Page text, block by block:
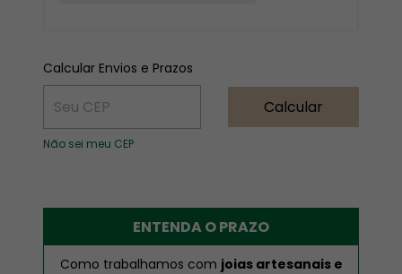
Entregas para o CEP:
Calcular Envios e Prazos
Calcular
Não sei meu CEP
ENTENDA O PRAZO
Como trabalhamos com joias artesanais e